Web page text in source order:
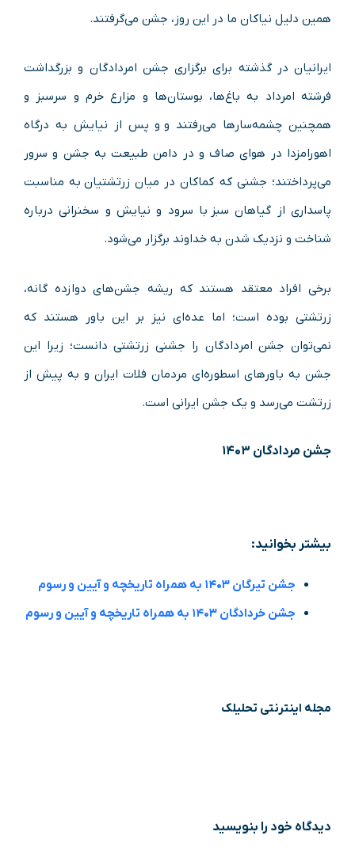
همین دلیل نیاکان ما در این روز، جشن می‌گرفتند.
ایرانیان در گذشته برای برگزاری جشن امردادگان و بزرگداشت
فرشته امرداد به باغ‌ها، بوستان‌ها و مزارع خرم و سرسبز و
همچنین چشمه‌سارها می‌رفتند و و پس از نیایش به درگاه
اهورامزدا در هوای صاف و در دامن طبیعت به جشن و سرور
می‌پرداختند؛ جشنی که کماکان در میان زرتشتیان به مناسبت
پاسداری از گیاهان سبز با سرود و نیایش و سخنرانی درباره
شناخت و نزدیک شدن به خداوند برگزار می‌شود.
برخی افراد معتقد هستند که ریشه جشن‌های دوازده گانه،
زرتشتی بوده است؛ اما عده‌ای نیز بر این باور هستند که
نمی‌توان جشن امردادگان را جشنی زرتشتی دانست؛ زیرا این
جشن به باورهای اسطوره‌ای مردمان فلات ایران و به پیش از
زرتشت می‌رسد و یک جشن ایرانی است.
جشن مردادگان ۱۴۰۳
بیشتر بخوانید:
جشن تیرگان ۱۴۰۳ به همراه تاریخچه و آیین و رسوم
جشن خردادگان ۱۴۰۳ به همراه تاریخچه و آیین و رسوم
مجله اینترنتی تحلیلک
دیدگاه‌ خود را بنویسید